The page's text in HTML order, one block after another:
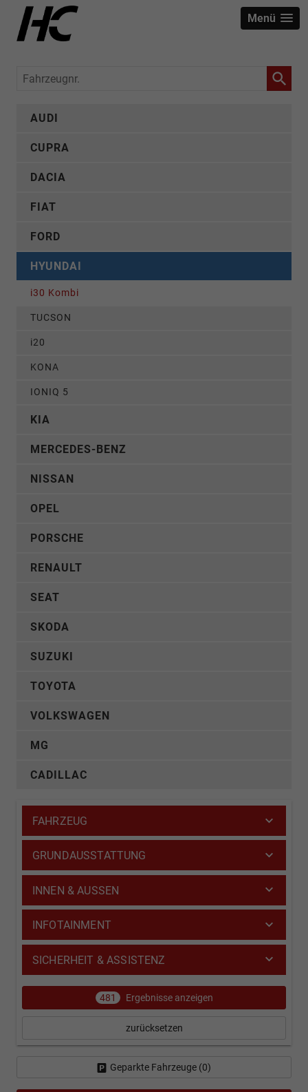
Menü
Fahrzeugnr.
AUDI
CUPRA
DACIA
FIAT
FORD
HYUNDAI
i30 Kombi
TUCSON
i20
KONA
IONIQ 5
KIA
MERCEDES-BENZ
NISSAN
OPEL
PORSCHE
RENAULT
SEAT
SKODA
SUZUKI
TOYOTA
VOLKSWAGEN
MG
CADILLAC
FAHRZEUG
GRUNDAUSSTATTUNG
INNEN & AUSSEN
INFOTAINMENT
SICHERHEIT & ASSISTENZ
481 Ergebnisse anzeigen
zurücksetzen
Geparkte Fahrzeuge (0)